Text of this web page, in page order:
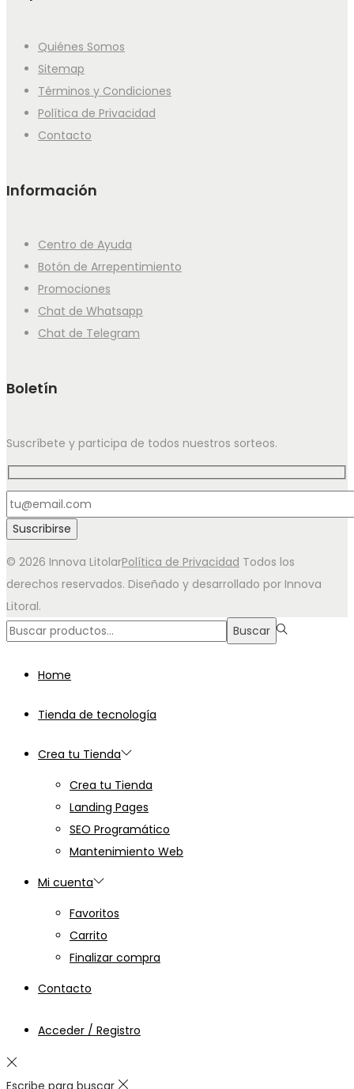
Quiénes Somos
Sitemap
Términos y Condiciones
Política de Privacidad
Contacto
Información
Centro de Ayuda
Botón de Arrepentimiento
Promociones
Chat de Whatsapp
Chat de Telegram
Boletín
Suscríbete y participa de todos nuestros sorteos.
© 2026 Innova LitolarPolítica de Privacidad Todos los
derechos reservados. Diseñado y desarrollado por Innova
Litoral.
Búsqueda
Buscar
Home
Tienda de tecnología
Crea tu Tienda
Crea tu Tienda
Landing Pages
SEO Programático
Mantenimiento Web
Mi cuenta
Favoritos
Carrito
Finalizar compra
Contacto
Acceder / Registro
Escribe para buscar